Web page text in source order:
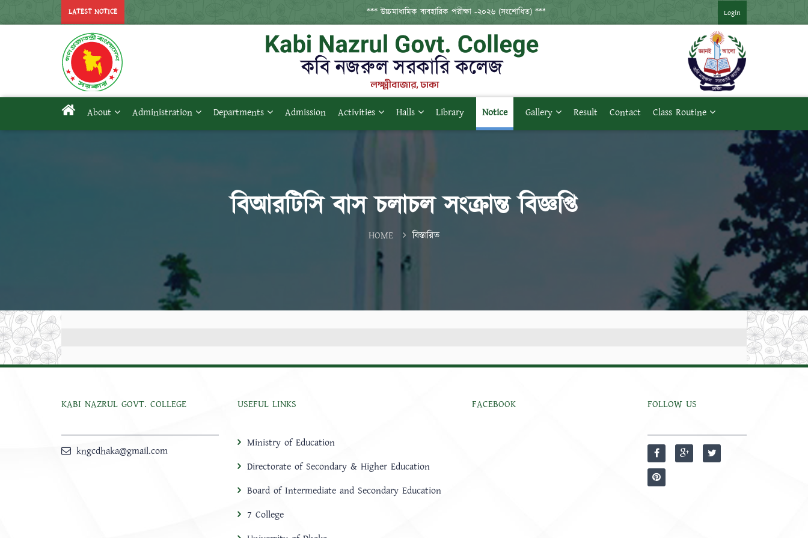
LATEST NOTICE *** উচ্চমাধ্যমিক ব্যবহারিক পরীক্ষা -২০২৬ (সংশোধিত) *** *** ২০২১ সনের মাস্টার্স প্রথম পর্ব পরীক্ষার সময়সূচি ***
Login
About Administration Departments Admission Activities Halls Library Notice Gallery Result Contact Class Routine
বিআরটিসি বাস চলাচল সংক্রান্ত বিজ্ঞপ্তি
HOME বিস্তারিত
KABI NAZRUL GOVT. COLLEGE
kngcdhaka@gmail.com
USEFUL LINKS
Ministry of Education
Directorate of Secondary & Higher Education
Board of Intermediate and Secondary Education
7 College
FACEBOOK FOLLOW US